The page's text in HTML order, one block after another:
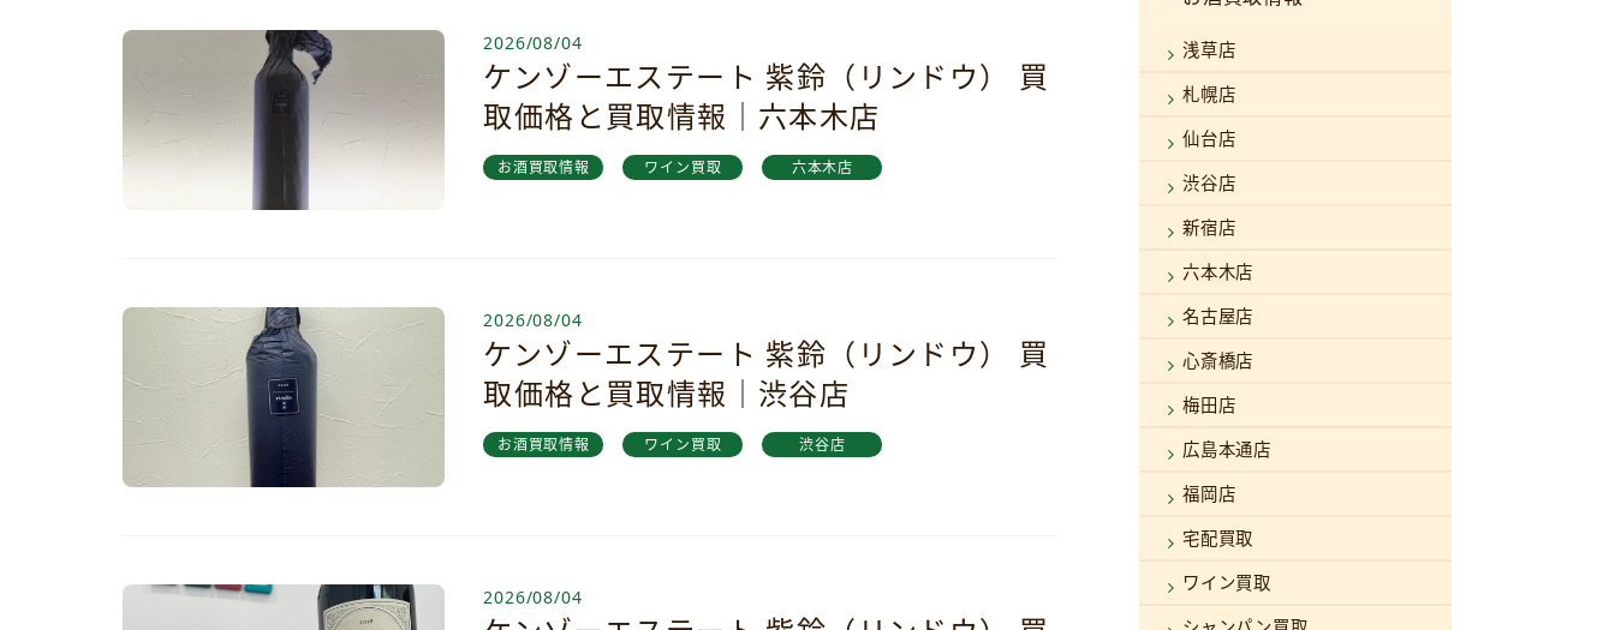
2026/08/04
ケンゾーエステート 紫鈴（リンドウ） 買
取価格と買取情報｜六本木店
お酒買取情報 ワイン買取 六本木店
2026/08/04
ケンゾーエステート 紫鈴（リンドウ） 買
取価格と買取情報｜渋谷店
お酒買取情報 ワイン買取 渋谷店
2026/08/04
浅草店
札幌店
仙台店
渋谷店
新宿店
六本木店
名古屋店
心斎橋店
梅田店
広島本通店
福岡店
宅配買取
ワイン買取